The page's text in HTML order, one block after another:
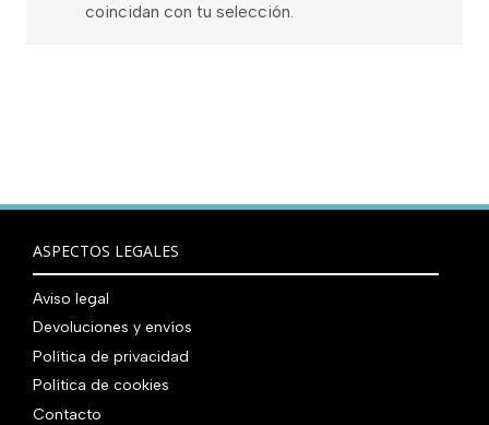
coincidan con tu selección.
ASPECTOS LEGALES
Aviso legal
Devoluciones y envíos
Política de privacidad
Política de cookies
Contacto